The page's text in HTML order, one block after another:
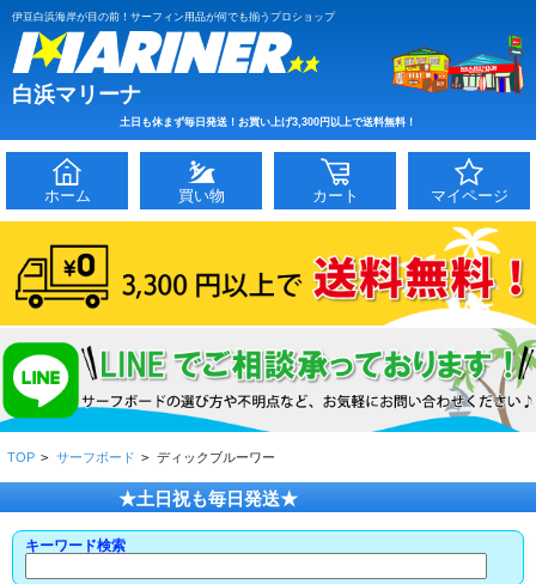
伊豆白浜海岸が目の前！サーフィン用品が何でも揃うプロショップ
白浜マリーナ
土日も休まず毎日発送！お買い上げ3,300円以上で送料無料！
ホーム 買い物 カート マイページ
TOP > サーフボード > ディックブルーワー
★土日祝も毎日発送★
キーワード検索